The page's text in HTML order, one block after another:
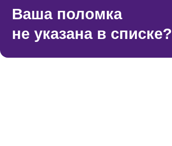
Микрофон
Акустическая система
Ваша поломка
не указана в списке?